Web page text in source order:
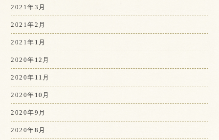
2021年3月
2021年2月
2021年1月
2020年12月
2020年11月
2020年10月
2020年9月
2020年8月